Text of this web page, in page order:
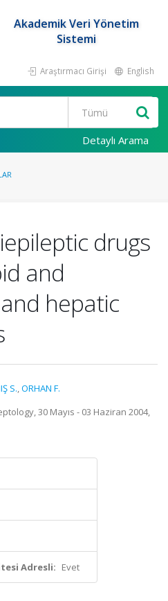
Akademik Veri Yönetim
Sistemi
Araştırmacı Girişi English
Detaylı Arama
drugs
and
hepatic
S.,ORHAN F.
30 Mayıs - 03 Haziran 2004,
Adresli: Evet